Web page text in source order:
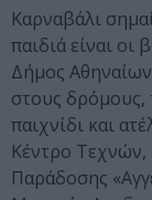
Καρναβάλι
παιδιά είναι οι
Δήμος
στους δρόμους,
παιχνίδι και
Κέντρο Τεχνών,
Παράδοσης